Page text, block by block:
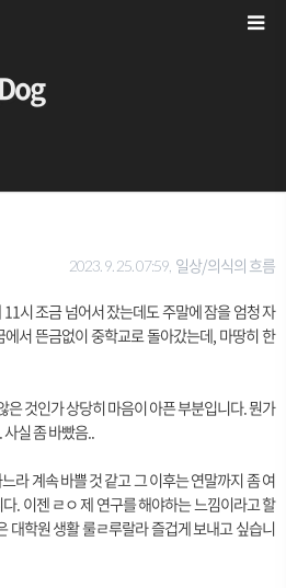
2023. 9. 25. 07:59, 일상/의식의 흐름
시 조금 넘어서 잤는데도 주말에 잠을 엄청 자
서 뜬금없이 중학교로 돌아갔는데, 마땅히 한
것인가 상당히 마음이 아픈 부분입니다. 뭔가
실 좀 바빴음..
라 계속 바쁠 것 같고 그 이후는 연말까지 좀 여
. 이젠 ㄹㅇ 제 연구를 해야하는 느낌이라고 할
대학원 생활 룰ㄹ루랄라 즐겁게 보내고 싶습니